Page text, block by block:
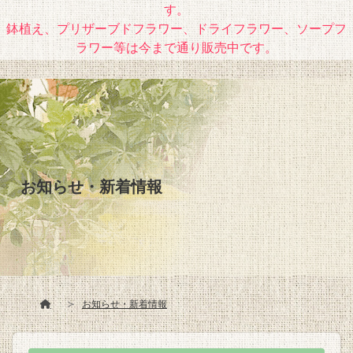
す。
鉢植え、プリザーブドフラワー、ドライフラワー、ソープフ
ラワー等は今まで通り販売中です。
お知らせ・新着情報
お知らせ・新着情報